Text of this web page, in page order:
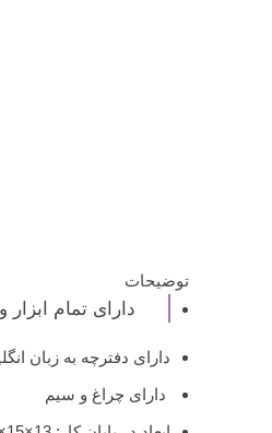
توضیحات
دارای تمام
دارای دفترچه به زبان
دارای چراغ و سیم